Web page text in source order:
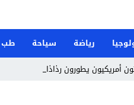
رياضة سياحة طب
أمريكيون يطورون رذاذاً يحمي _